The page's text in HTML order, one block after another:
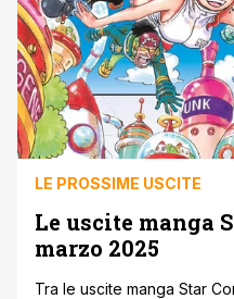
LE PROSSIME USCITE
Le uscite manga
marzo 2025
Tra le uscite manga Star